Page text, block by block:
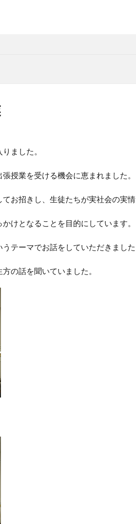
ました。
授業を受ける機会に恵まれました。
お招きし、生徒たちが実社会の実
けとなることを目的にしています。
テーマでお話をしていただきました
の話を聞いていました。